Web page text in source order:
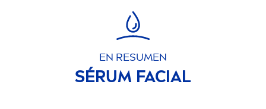
EN RESUMEN
SÉRUM FACIAL